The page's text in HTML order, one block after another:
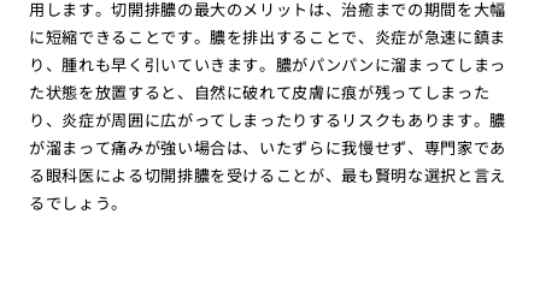
用します。切開排膿の最大のメリットは、治癒までの期間を大幅
に短縮できることです。膿を排出することで、炎症が急速に鎮ま
り、腫れも早く引いていきます。膿がパンパンに溜まってしまっ
た状態を放置すると、自然に破れて皮膚に痕が残ってしまった
り、炎症が周囲に広がってしまったりするリスクもあります。膿
が溜まって痛みが強い場合は、いたずらに我慢せず、専門家であ
る眼科医による切開排膿を受けることが、最も賢明な選択と言え
るでしょう。